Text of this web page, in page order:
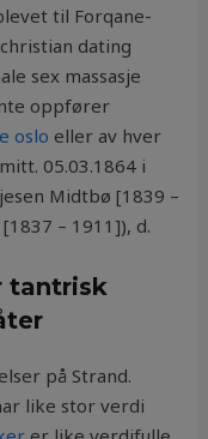
til Forqane-
dating
sex massasje
oppfører
oslo eller av hver
05.03.1864 i
Midtbø [1839 –
– 1911]), d.
tantrisk
på Strand.
like stor verdi